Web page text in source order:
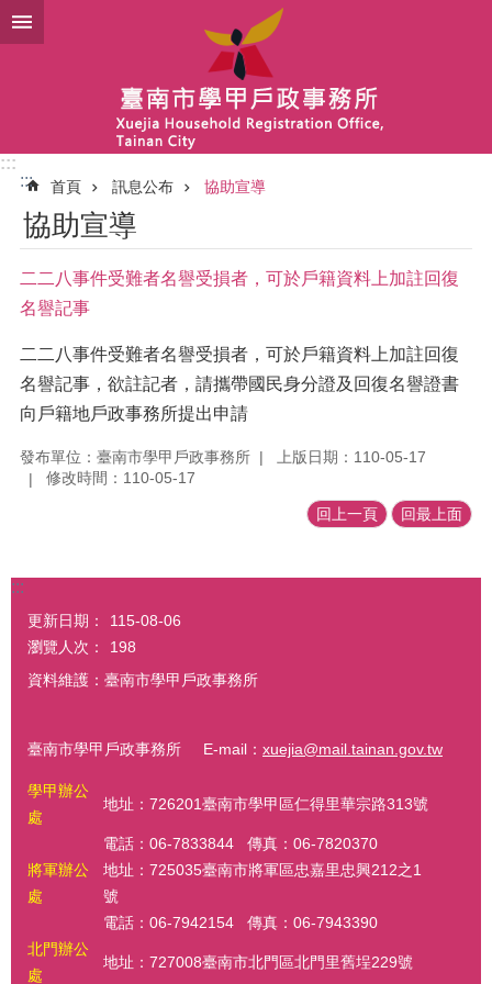
跳到主要內容區塊
:::
:::
首頁 訊息公布 協助宣導
協助宣導
二二八事件受難者名譽受損者，可於戶籍資料上加註回復
名譽記事
二二八事件受難者名譽受損者，可於戶籍資料上加註回復
名譽記事，欲註記者，請攜帶國民身分證及回復名譽證書
向戶籍地戶政事務所提出申請
發布單位：臺南市學甲戶政事務所
上版日期：110-05-17
修改時間：110-05-17
回上一頁 回最上面
:::
更新日期：
115-08-06
瀏覽人次：
198
資料維護：臺南市學甲戶政事務所
臺南市學甲戶政事務所 E-mail： xuejia@mail.tainan.gov.tw
學甲辦公
處
地址：726201臺南市學甲區仁得里華宗路313號
電話：06-7833844 傳真：06-7820370
將軍辦公
處
地址：725035臺南市將軍區忠嘉里忠興212之1
號
電話：06-7942154 傳真：06-7943390
北門辦公
處
地址：727008臺南市北門區北門里舊埕229號